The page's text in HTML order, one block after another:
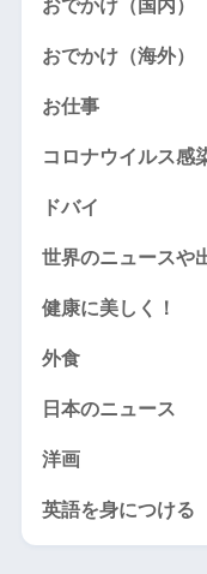
おでかけ（国内）
おでかけ（海外）
お仕事
コロナウイルス感
ドバイ
世界のニュースや
健康に美しく！
外食
日本のニュース
洋画
英語を身につける